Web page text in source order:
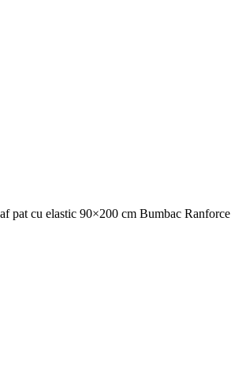
pat cu elastic 90×200 cm Bumbac Ranforce